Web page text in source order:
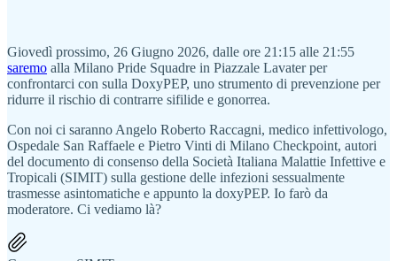
Giovedì prossimo, 26 Giugno 2026, dalle ore 21:15 alle 21:55
saremo alla Milano Pride Squadre in Piazzale Lavater per
confrontarci con sulla DoxyPEP, uno strumento di prevenzione per
ridurre il rischio di contrarre sifilide e gonorrea.
Con noi ci saranno Angelo Roberto Raccagni, medico infettivologo,
Ospedale San Raffaele e Pietro Vinti di Milano Checkpoint, autori
del documento di consenso della Società Italiana Malattie Infettive e
Tropicali (SIMIT) sulla gestione delle infezioni sessualmente
trasmesse asintomatiche e appunto la doxyPEP. Io farò da
moderatore. Ci vediamo là?